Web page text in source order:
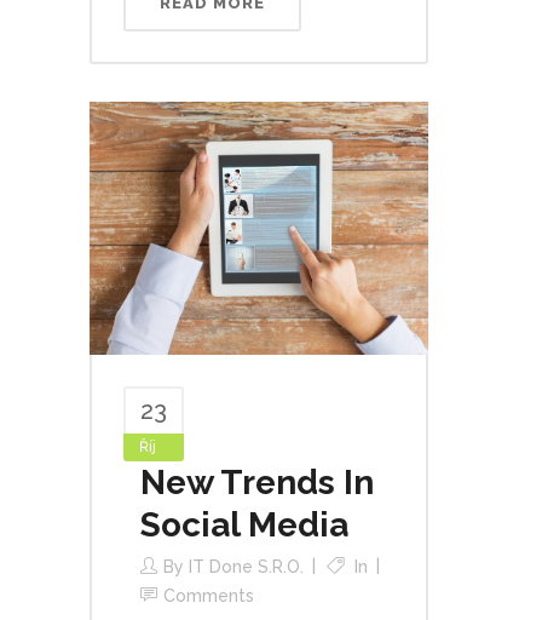
23
Říj
New Trends In
Social Media
By IT Done S.r.o.
In
Comments